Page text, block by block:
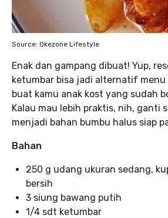
Source: Okezone Lifestyle
Enak dan gampang dibuat! Yup,
ketumbar bisa jadi alternatif menu
buat kamu anak kost yang sudah
Kalau mau lebih praktis, nih, ganti
menjadi bahan bumbu halus siap
Bahan
250 g udang ukuran sedang,
bersih
3 siung bawang putih
1/4 sdt ketumbar